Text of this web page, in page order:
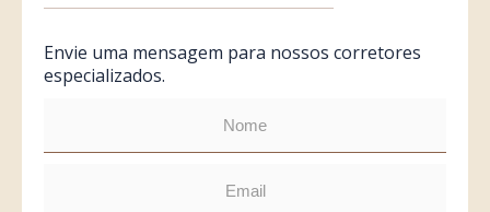
Envie uma mensagem para nossos corretores
especializados.